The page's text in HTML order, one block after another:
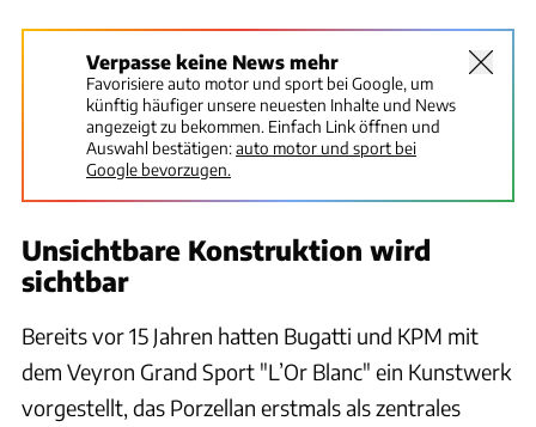
Verpasse keine News mehr
Favorisiere auto motor und sport bei Google, um
künftig häufiger unsere neuesten Inhalte und News
angezeigt zu bekommen. Einfach Link öffnen und
Auswahl bestätigen:auto motor und sport bei
Google bevorzugen.
Unsichtbare Konstruktion wird
sichtbar
Bereits vor 15 Jahren hatten Bugatti und KPM mit
dem Veyron Grand Sport "L’Or Blanc" ein Kunstwerk
vorgestellt, das Porzellan erstmals als zentrales